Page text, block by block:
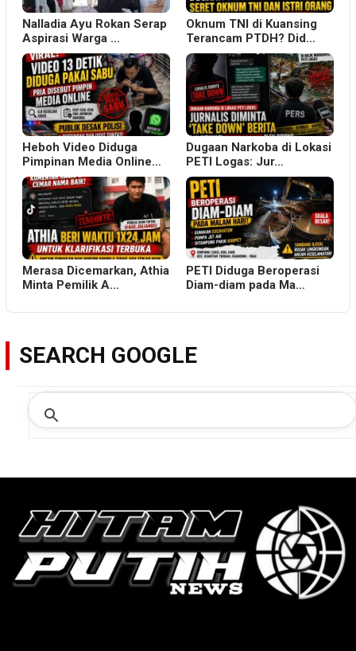
Nalladia Ayu Rokan Serap
Aspirasi Warga …
Oknum TNI di Kuansing
Terancam PTDH? Did…
Heboh Video Diduga
Pimpinan Media Online…
Dugaan Narkoba di Lokasi
PETI Logas: Jur…
Merasa Dicemarkan, Athia
Minta Pemilik A…
PETI Diduga Beroperasi
Diam-diam pada Ma…
SEARCH GOOGLE